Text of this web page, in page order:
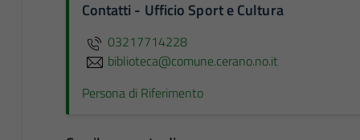
Contatti - Ufficio Sport e Cultura
03217714228
biblioteca@comune.cerano.no.it
Persona di Riferimento